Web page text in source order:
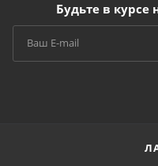
Будьте в